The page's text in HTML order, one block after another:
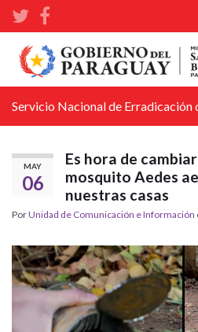
Search for:
Servicio Nacional de Erradicación
MAY
06
Es hora de
mosquito Aedes
nuestras casas
PorUnidad de Comunicación e Información